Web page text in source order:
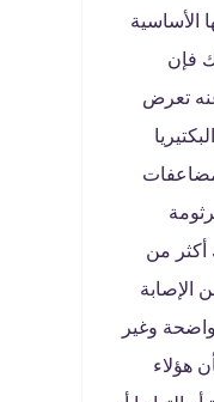
الأساسية
فإن
عنه تعرض
أكثر من
الإصابة
وغير
هؤلاء